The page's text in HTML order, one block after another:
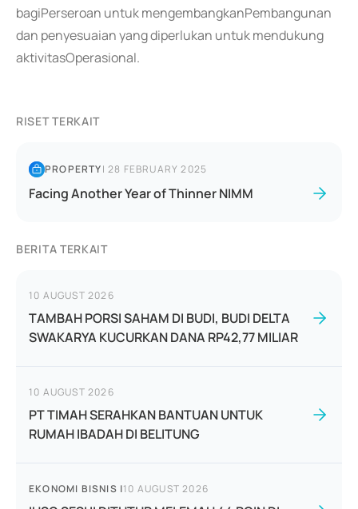
bagiPerseroan untuk mengembangkanPembangunan
dan penyesuaian yang diperlukan untuk mendukung
aktivitasOperasional.
RISET TERKAIT
PROPERTY|28 FEBRUARY 2025
Facing Another Year of Thinner NIMM
BERITA TERKAIT
10 AUGUST 2026
TAMBAH PORSI SAHAM DI BUDI, BUDI DELTA
SWAKARYA KUCURKAN DANA RP42,77 MILIAR
10 AUGUST 2026
PT TIMAH SERAHKAN BANTUAN UNTUK
RUMAH IBADAH DI BELITUNG
EKONOMI BISNIS |10 AUGUST 2026